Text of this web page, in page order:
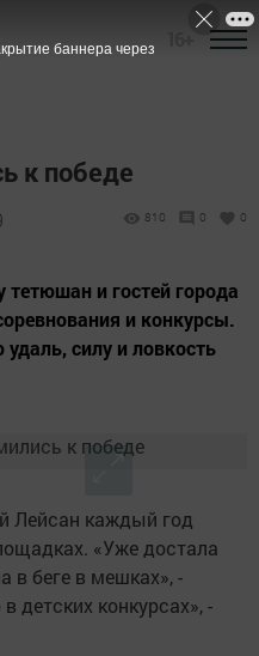
к победе
810 0 0
и гостей города
и конкурсы.
силу и ловкость
Лейсан каждый год
«Уже достала
в беге в мешках», -
детских конкурсах», -
баннера через